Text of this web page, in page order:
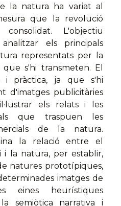
la natura ha variat al
que la revolució
L'objectiu
els principals
representats per la
s'hi transmeten. El
i pràctica, ja que s'hi
d'imatges publicitàries
els relats i les
que traspuen les
de la natura.
la relació entre el
i la natura, per establir,
natures prototípiques,
imatges de
eines heurístiques
semiòtica narrativa i